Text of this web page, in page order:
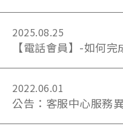
2025.08.25
【電話會員】-如何
2022.06.01
公告：客服中心服務